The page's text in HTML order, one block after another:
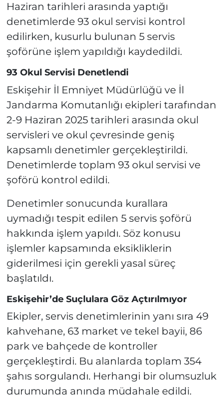
Haziran tarihleri arasında yaptığı
denetimlerde 93 okul servisi kontrol
edilirken, kusurlu bulunan 5 servis
şoförüne işlem yapıldığı kaydedildi.
93 Okul Servisi Denetlendi
Eskişehir İl Emniyet Müdürlüğü ve İl
Jandarma Komutanlığı ekipleri tarafından
2-9 Haziran 2025 tarihleri arasında okul
servisleri ve okul çevresinde geniş
kapsamlı denetimler gerçekleştirildi.
Denetimlerde toplam 93 okul servisi ve
şoförü kontrol edildi.
Denetimler sonucunda kurallara
uymadığı tespit edilen 5 servis şoförü
hakkında işlem yapıldı. Söz konusu
işlemler kapsamında eksikliklerin
giderilmesi için gerekli yasal süreç
başlatıldı.
Eskişehir’de Suçlulara Göz Açtırılmıyor
Ekipler, servis denetimlerinin yanı sıra 49
kahvehane, 63 market ve tekel bayii, 86
park ve bahçede de kontroller
gerçekleştirdi. Bu alanlarda toplam 354
şahıs sorgulandı. Herhangi bir olumsuzluk
durumunda anında müdahale edildi.